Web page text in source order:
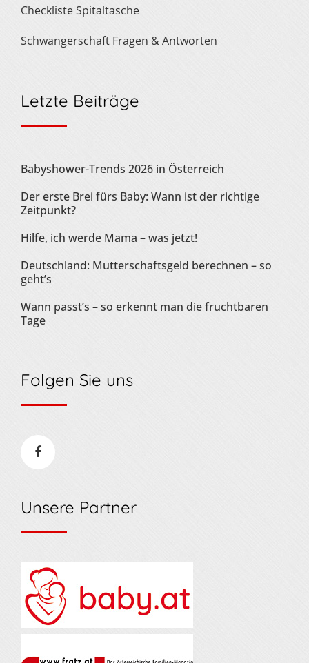
Checkliste Spitaltasche
Schwangerschaft Fragen & Antworten
Letzte Beiträge
Babyshower-Trends 2026 in Österreich
Der erste Brei fürs Baby: Wann ist der richtige
Zeitpunkt?
Hilfe, ich werde Mama – was jetzt!
Deutschland: Mutterschaftsgeld berechnen – so
geht’s
Wann passt’s – so erkennt man die fruchtbaren
Tage
Folgen Sie uns
Unsere Partner